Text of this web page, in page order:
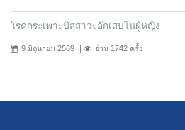
โรคกระเพาะปัสสาวะอักเสบในผู้หญิง
9 มิถุนายน 2569 อ่าน 1742 ครั้ง